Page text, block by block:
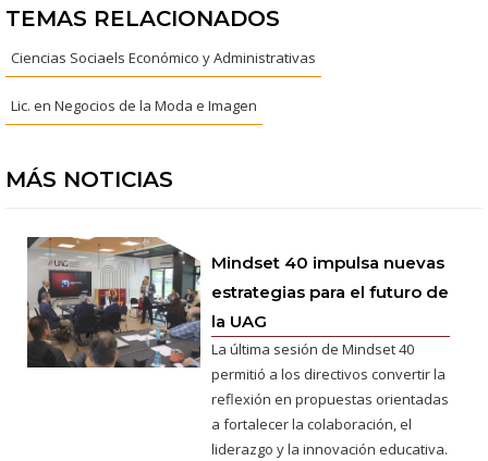
TEMAS RELACIONADOS
Ciencias Sociaels Económico y Administrativas
Lic. en Negocios de la Moda e Imagen
MÁS NOTICIAS
Mindset 40 impulsa nuevas
estrategias para el futuro de
la UAG
La última sesión de Mindset 40
permitió a los directivos convertir la
reflexión en propuestas orientadas
a fortalecer la colaboración, el
liderazgo y la innovación educativa.